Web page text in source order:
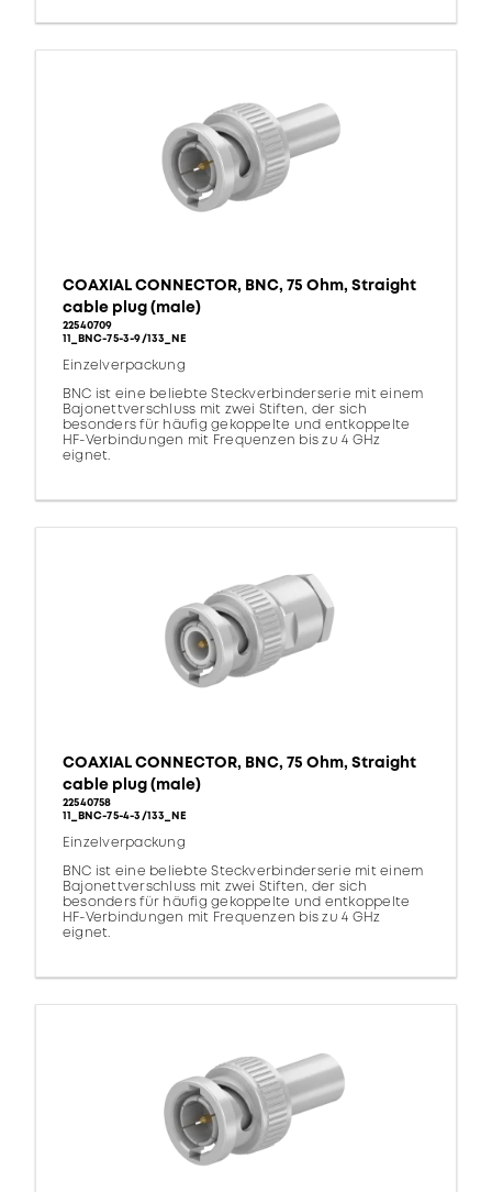
COAXIAL CONNECTOR, BNC, 75 Ohm, Straight
cable plug (male)
22540709
11_BNC-75-3-9/133_NE
Einzelverpackung
BNC ist eine beliebte Steckverbinderserie mit einem
Bajonettverschluss mit zwei Stiften, der sich
besonders für häufig gekoppelte und entkoppelte
HF-Verbindungen mit Frequenzen bis zu 4 GHz
eignet.
COAXIAL CONNECTOR, BNC, 75 Ohm, Straight
cable plug (male)
22540758
11_BNC-75-4-3/133_NE
Einzelverpackung
BNC ist eine beliebte Steckverbinderserie mit einem
Bajonettverschluss mit zwei Stiften, der sich
besonders für häufig gekoppelte und entkoppelte
HF-Verbindungen mit Frequenzen bis zu 4 GHz
eignet.